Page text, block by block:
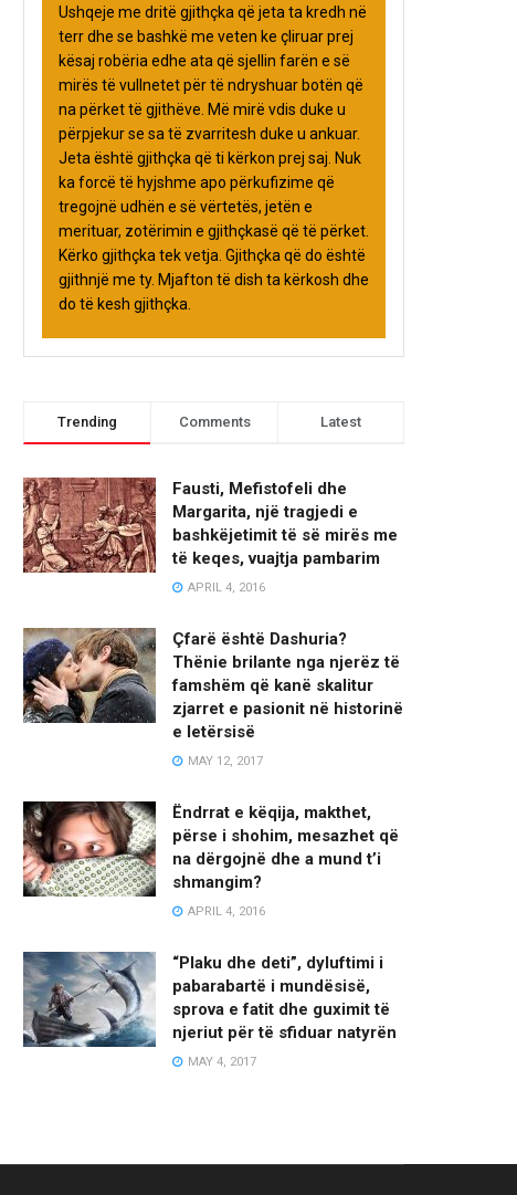
Ushqeje me dritë gjithçka që jeta ta kredh në
terr dhe se bashkë me veten ke çliruar prej
kësaj robëria edhe ata që sjellin farën e së
mirës të vullnetet për të ndryshuar botën që
na përket të gjithëve. Më mirë vdis duke u
përpjekur se sa të zvarritesh duke u ankuar.
Jeta është gjithçka që ti kërkon prej saj. Nuk
ka forcë të hyjshme apo përkufizime që
tregojnë udhën e së vërtetës, jetën e
merituar, zotërimin e gjithçkasë që të përket.
Kërko gjithçka tek vetja. Gjithçka që do është
gjithnjë me ty. Mjafton të dish ta kërkosh dhe
do të kesh gjithçka.
Trending Comments Latest
Fausti, Mefistofeli dhe
Margarita, një tragjedi e
bashkëjetimit të së mirës me
të keqes, vuajtja pambarim
APRIL 4, 2016
Çfarë është Dashuria?
Thënie brilante nga njerëz të
famshëm që kanë skalitur
zjarret e pasionit në historinë
e letërsisë
MAY 12, 2017
Ëndrrat e këqija, makthet,
përse i shohim, mesazhet që
na dërgojnë dhe a mund t’i
shmangim?
APRIL 4, 2016
“Plaku dhe deti”, dyluftimi i
pabarabartë i mundësisë,
sprova e fatit dhe guximit të
njeriut për të sfiduar natyrën
MAY 4, 2017